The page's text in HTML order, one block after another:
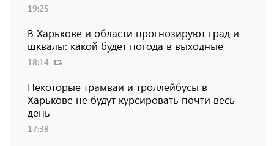
19:25
В Харькове и области прогнозируют град и
шквалы: какой будет погода в выходные
18:14
Некоторые трамваи и троллейбусы в
Харькове не будут курсировать почти весь
день
17:38